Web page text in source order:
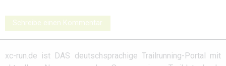
Schreibe einen Kommentar
xc-run.de ist DAS deutschsprachige Trailrunning-Portal mit